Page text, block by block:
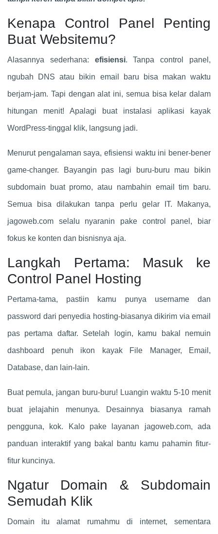
Kenapa Control Panel Penting
Buat Websitemu?
Alasannya sederhana: efisiensi. Tanpa control panel,
ngubah DNS atau bikin email baru bisa makan waktu
berjam-jam. Tapi dengan alat ini, semua bisa kelar dalam
hitungan menit! Apalagi buat instalasi aplikasi kayak
WordPress-tinggal klik, langsung jadi.
Menurut pengalaman saya, efisiensi waktu ini bener-bener
game-changer. Bayangin pas lagi buru-buru mau bikin
subdomain buat promo, atau nambahin email tim baru.
Semua bisa dilakukan tanpa perlu gelar IT. Makanya,
jagoweb.com selalu nyaranin pake control panel, biar
fokus ke konten dan bisnisnya aja.
Langkah Pertama: Masuk ke
Control Panel Hosting
Pertama-tama, pastiin kamu punya username dan
password dari penyedia hosting-biasanya dikirim via email
pas pertama daftar. Setelah login, kamu bakal nemuin
dashboard penuh ikon kayak File Manager, Email,
Database, dan lain-lain.
Buat pemula, jangan buru-buru! Luangin waktu 5-10 menit
buat jelajahin menunya. Desainnya biasanya ramah
pengguna, kok. Kalo pake layanan jagoweb.com, ada
panduan interaktif yang bakal bantu kamu pahamin fitur-
fitur kuncinya.
Ngatur Domain & Subdomain
Semudah Klik
Domain itu alamat rumahmu di internet, sementara